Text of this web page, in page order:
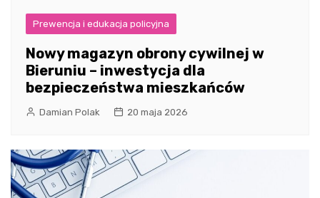
Prewencja i edukacja policyjna
Nowy magazyn obrony cywilnej w
Bieruniu – inwestycja dla
bezpieczeństwa mieszkańców
Damian Polak 20 maja 2026